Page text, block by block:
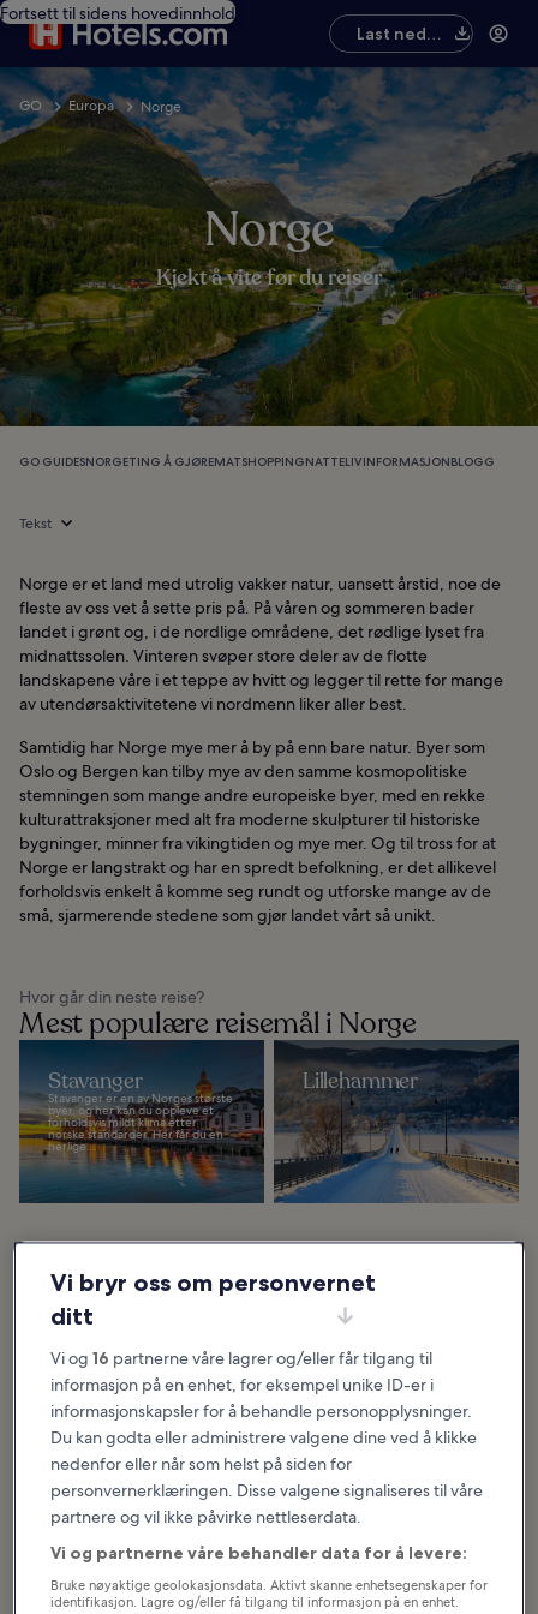
Fortsett til sidens hovedinnhold
Last ned
appen
GO Europa Norge
Norge
Kjekt å vite før du reiser
GO GUIDESNORGETING Å GJØREMATSHOPPINGNATTELIVINFORMASJONBLOGG
Tekst
Norge er et land med utrolig vakker natur, uansett årstid, noe de
fleste av oss vet å sette pris på. På våren og sommeren bader
landet i grønt og, i de nordlige områdene, det rødlige lyset fra
midnattssolen. Vinteren svøper store deler av de flotte
landskapene våre i et teppe av hvitt og legger til rette for mange
av utendørsaktivitetene vi nordmenn liker aller best.
Samtidig har Norge mye mer å by på enn bare natur. Byer som
Oslo og Bergen kan tilby mye av den samme kosmopolitiske
stemningen som mange andre europeiske byer, med en rekke
kulturattraksjoner med alt fra moderne skulpturer til historiske
bygninger, minner fra vikingtiden og mye mer. Og til tross for at
Norge er langstrakt og har en spredt befolkning, er det allikevel
forholdsvis enkelt å komme seg rundt og utforske mange av de
små, sjarmerende stedene som gjør landet vårt så unikt.
Hvor går din neste reise?
Mest populære reisemål i Norge
Stavanger
Stavanger er en av Norges største
byer, og her kan du oppleve et
forholdsvis mildt klima etter
norske standarder. Her får du en
herlige...
Lillehammer
Trondheim
Trondheim er en havneby som kan
vise til en blanding av en lang og
fargerik historie, moderne industri
Bergen
ligger i det vakre fjordlandskapet
på Norges vestkyst. Byen er en
utenlandske...
Oslo
Oslos sjøfartstradisjoner strekker
seg helt tilbake til grunnleggelsen
under Harald Hardråde i 1048.
Norge...
Vi bryr oss om personvernet
ditt
Vi og 16 partnerne våre lagrer og/eller får tilgang til
informasjon på en enhet, for eksempel unike ID-er i
informasjonskapsler for å behandle personopplysninger.
Du kan godta eller administrere valgene dine ved å klikke
nedenfor eller når som helst på siden for
personvernerklæringen. Disse valgene signaliseres til våre
partnere og vil ikke påvirke nettleserdata.
Vi og partnerne våre behandler data for å levere:
Bruke nøyaktige geolokasjonsdata. Aktivt skanne enhetsegenskaper for
identifikasjon. Lagre og/eller få tilgang til informasjon på en enhet.